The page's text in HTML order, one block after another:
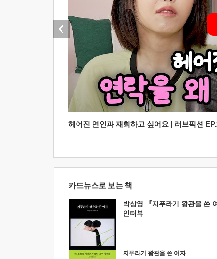
헤어진 연인과 재회하고 싶어요 | 러브픽션
카드뉴스로 보는 책
박상영 『지푸라기 왕관을 쓴
인터뷰
지푸라기 왕관을 쓴 여자